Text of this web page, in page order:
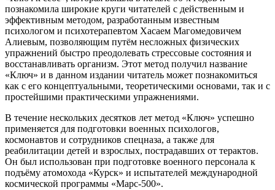
познакомила широкие круги читателей с действенным и
эффективным методом, разработанным известным
психологом и психотерапевтом Хасаем Магомедовичем
Алиевым, позволяющим путём несложных физических
упражнений быстро преодолевать стрессовые состояния и
восстанавливать организм. Этот метод получил название
«Ключ» и в данном издании читатель может познакомиться
как с его концептуальными, теоретическими основами, так и с
простейшими практическими упражнениями.
В течение нескольких десятков лет метод «Ключ» успешно
применяется для подготовки военных психологов,
космонавтов и сотрудников спецназа, а также для
реабилитации детей и взрослых, пострадавших от терактов.
Он был использован при подготовке военного персонала к
подъёму атомохода «Курск» и испытателей международной
космической программы «Марс-500».